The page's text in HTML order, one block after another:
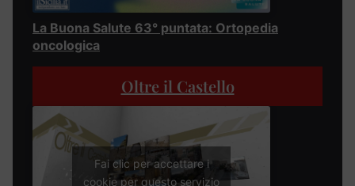
La Buona Salute 63° puntata: Ortopedia
oncologica
Oltre il Castello
Fai clic per accettare i
cookie per questo servizio